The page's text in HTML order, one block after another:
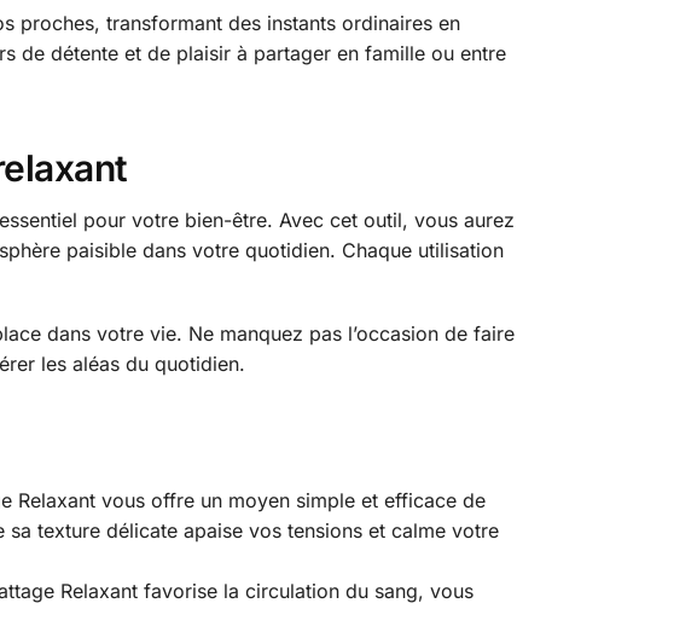
proches, transformant des instants ordinaires en
de détente et de plaisir à partager en famille ou entre
pour votre bien-être. Avec cet outil, vous aurez
paisible dans votre quotidien. Chaque utilisation
dans votre vie. Ne manquez pas l’occasion de faire
les aléas du quotidien.
Relaxant vous offre un moyen simple et efficace de
texture délicate apaise vos tensions et calme votre
Relaxant favorise la circulation du sang, vous